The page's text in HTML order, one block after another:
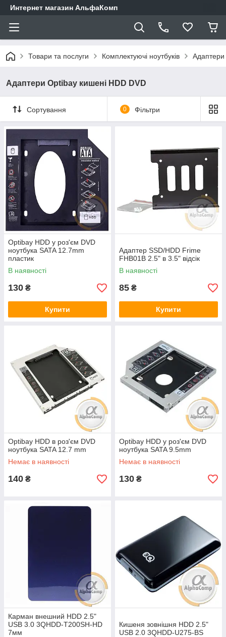
Интернет магазин АльфаКомп
Товари та послуги Комплектуючі ноутбуків Адаптери
Адаптери Optibay кишені HDD DVD
Сортування 0 Фільтри
Optibay HDD у роз'єм DVD
ноутбука SATA 12.7mm
пластик
В наявності
130 ₴
Купити
Адаптер SSD/HDD Frime
FHB01B 2.5" в 3.5" відсік
В наявності
85 ₴
Купити
Optibay HDD в роз'єм DVD
ноутбука SATA 12.7 mm
Немає в наявності
140 ₴
Optibay HDD у роз'єм DVD
ноутбука SATA 9.5mm
Немає в наявності
130 ₴
Карман внешний HDD 2.5"
USB 3.0 3QHDD-T200SH-HD
7мм
Кишеня зовнішня HDD 2.5"
USB 2.0 3QHDD-U275-BS